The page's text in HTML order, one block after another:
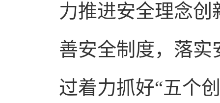
力推进安全理念
善安全制度，落
过着力抓好“五个